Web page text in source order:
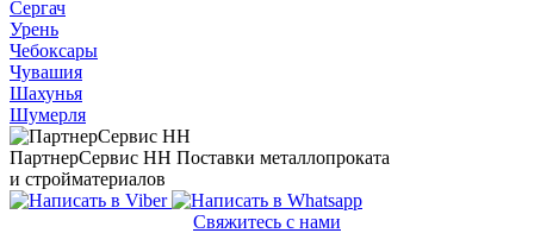
Сергач
Урень
Чебоксары
Чувашия
Шахунья
Шумерля
ПартнерСервис НН Поставки металлопроката
и стройматериалов
Свяжитесь с нами